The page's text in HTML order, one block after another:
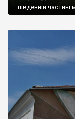
південній частині